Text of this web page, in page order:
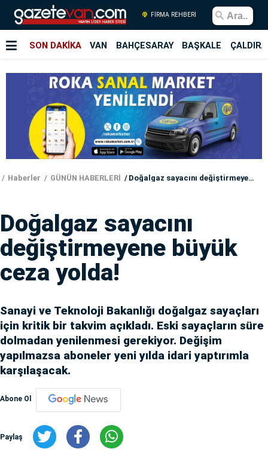
FİRMA REHBERİ
SON DAKİKA VAN BAHÇESARAY BAŞKALE
Haberler GÜNÜN HABERLERİ Doğalgaz sayacını değiştirmeyene büyük ceza yolda!
Doğalgaz sayacını
değiştirmeyene büyük
ceza yolda!
Sanayi ve Teknoloji Bakanlığı doğalgaz sayaçları
için kritik bir takvim açıkladı. Eski sayaçların süre
dolmadan yenilenmesi gerekiyor. Değişim
yapılmazsa aboneler yeni yılda idari yaptırımla
karşılaşacak.
Abone Ol
Paylaş